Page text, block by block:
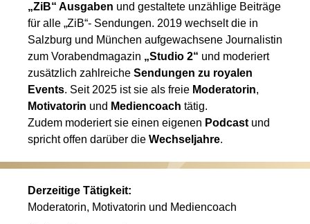
„ZiB“ Ausgaben und gestaltete unzählige Beiträge
für alle „ZiB“- Sendungen. 2019 wechselt die in
Salzburg und München aufgewachsene Journalistin
zum Vorabendmagazin „Studio 2“ und moderiert
zusätzlich zahlreicheSendungen zu royalen
Events. Seit 2025 ist sie als freie Moderatorin,
Motivatorin und Mediencoachtätig.
Zudem moderiert sie einen eigenen Podcast und
spricht offen darüber dieWechseljahre.
Derzeitige Tätigkeit:
Moderatorin, Motivatorin und Mediencoach